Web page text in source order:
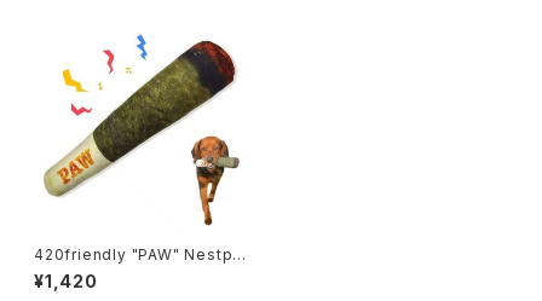
420friendly "PAW" Nestpar
k Doggy Doobie - 面白い犬
のおもちゃ、音出るおもちゃ- 愛
¥1,420